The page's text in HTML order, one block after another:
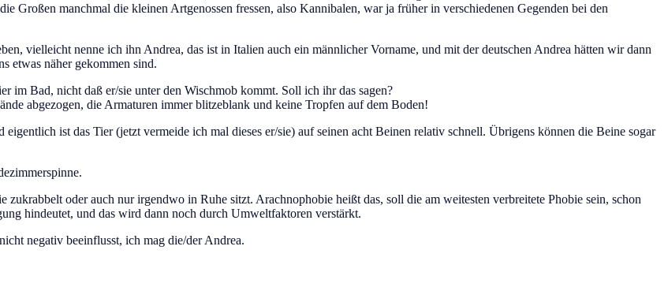
Großen manchmal die kleinen Artgenossen fressen, also Kannibalen, war ja früher in verschiedenen Gegenden bei den
vielleicht nenne ich ihn Andrea, das ist in Italien auch ein männlicher Vorname, und mit der deutschen Andrea hätten wir dann
etwas näher gekommen sind.
im Bad, nicht daß er/sie unter den Wischmob kommt. Soll ich ihr das sagen?
abgezogen, die Armaturen immer blitzeblank und keine Tropfen auf dem Boden!
ist das Tier (jetzt vermeide ich mal dieses er/sie) auf seinen acht Beinen relativ schnell. Übrigens können die Beine sogar
oder auch nur irgendwo in Ruhe sitzt. Arachnophobie heißt das, soll die am weitesten verbreitete Phobie sein, schon
hindeutet, und das wird dann noch durch Umweltfaktoren verstärkt.
negativ beeinflusst, ich mag die/der Andrea.